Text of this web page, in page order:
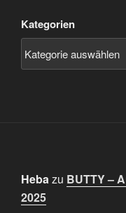
Kategorien
Hebazu BUTTY –
2025